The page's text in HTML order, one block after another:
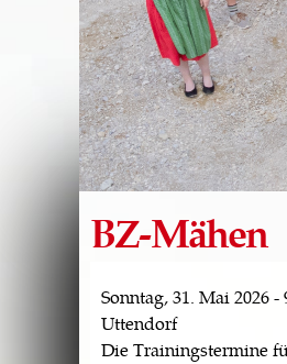
BZ-Mähen
Sonntag, 31. Mai 2026 -
Uttendorf
Die Trainingstermine